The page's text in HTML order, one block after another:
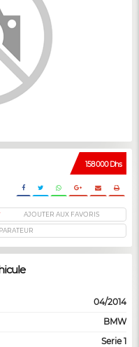
158 000 Dhs
AJOUTER AUX FAVORIS
04/2014
BMW
Serie 1